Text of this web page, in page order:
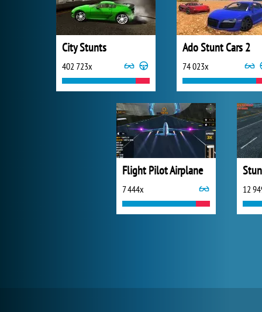
City Stunts
402 723x
Ado Stunt Cars 2
74 023x
Flight Pilot Airplane
7 444x 12